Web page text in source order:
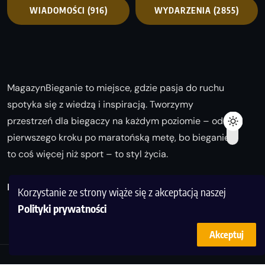
Korzystanie ze strony wiąże się z akceptacją naszej
Polityki prywatności
Akceptuj
WIADOMOŚCI (916) WYDARZENIA (2855)
MagazynBieganie to miejsce, gdzie pasja do ruchu
spotyka się z wiedzą i inspiracją. Tworzymy
przestrzeń dla biegaczy na każdym poziomie – od
pierwszego kroku po maratońską metę, bo bieganie
to coś więcej niż sport – to styl życia.
Biegaj z nami i odkrywaj swoją najlepszą wersję!